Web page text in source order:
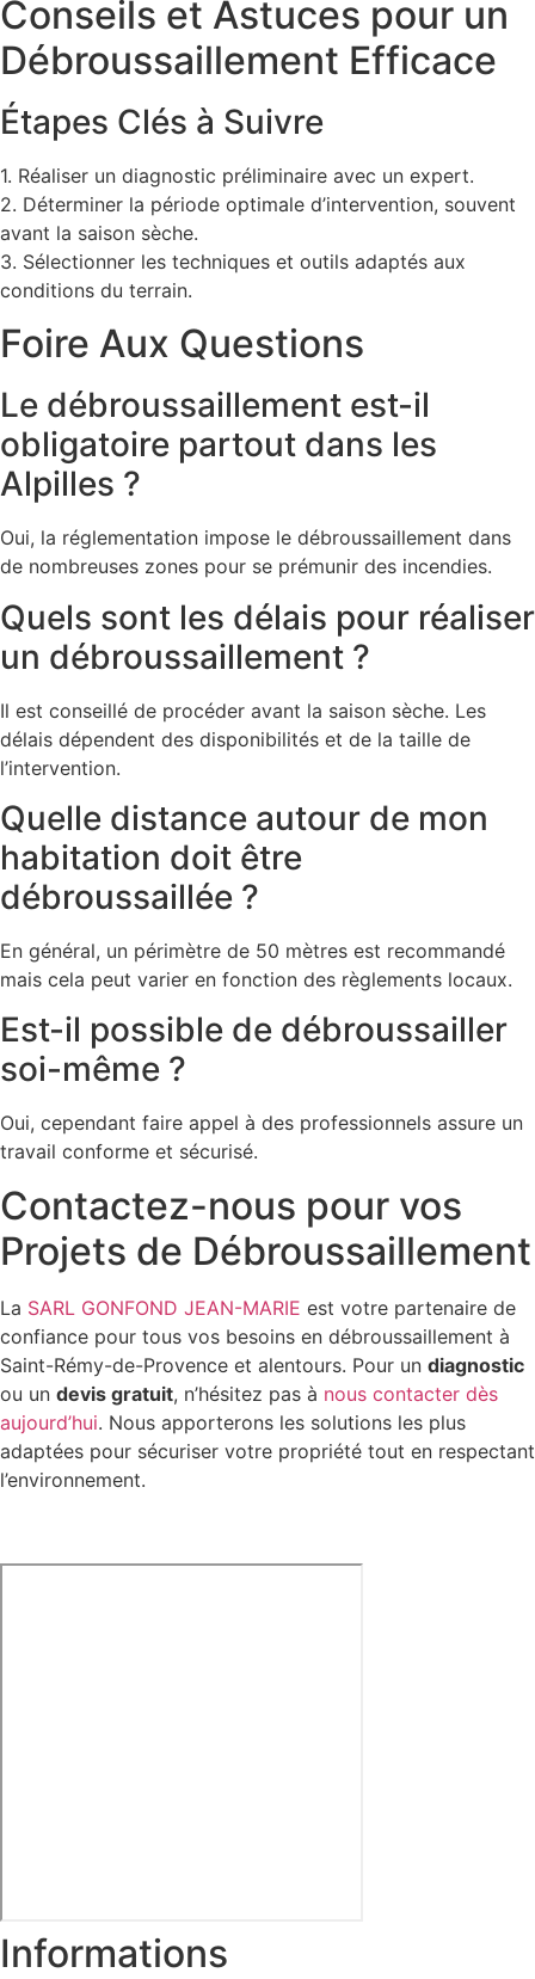
Conseils et Astuces pour un
Débroussaillement Efficace
Étapes Clés à Suivre
1. Réaliser un diagnostic préliminaire avec un expert.
2. Déterminer la période optimale d’intervention, souvent
avant la saison sèche.
3. Sélectionner les techniques et outils adaptés aux
conditions du terrain.
Foire Aux Questions
Le débroussaillement est-il
obligatoire partout dans les
Alpilles ?
Oui, la réglementation impose le débroussaillement dans
de nombreuses zones pour se prémunir des incendies.
Quels sont les délais pour réaliser
un débroussaillement ?
Il est conseillé de procéder avant la saison sèche. Les
délais dépendent des disponibilités et de la taille de
l’intervention.
Quelle distance autour de mon
habitation doit être
débroussaillée ?
En général, un périmètre de 50 mètres est recommandé
mais cela peut varier en fonction des règlements locaux.
Est-il possible de débroussailler
soi-même ?
Oui, cependant faire appel à des professionnels assure un
travail conforme et sécurisé.
Contactez-nous pour vos
Projets de Débroussaillement
La SARL GONFOND JEAN-MARIE est votre partenaire de
confiance pour tous vos besoins en débroussaillement à
Saint-Rémy-de-Provence et alentours. Pour un diagnostic
ou un devis gratuit, n’hésitez pas à nous contacter dès
aujourd’hui. Nous apporterons les solutions les plus
adaptées pour sécuriser votre propriété tout en respectant
l’environnement.
Informations